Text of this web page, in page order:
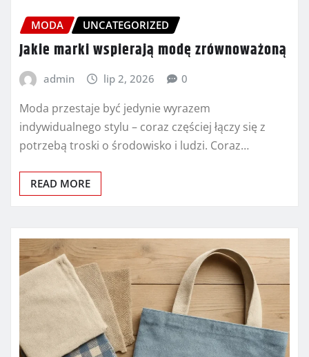
MODA UNCATEGORIZED
Jakie marki wspierają modę zrównoważoną
admin lip 2, 2026 0
Moda przestaje być jedynie wyrazem
indywidualnego stylu – coraz częściej łączy się z
potrzebą troski o środowisko i ludzi. Coraz…
READ MORE